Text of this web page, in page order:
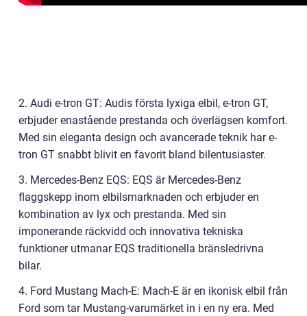
2. Audi e-tron GT: Audis första lyxiga elbil, e-tron GT,
erbjuder enastående prestanda och överlägsen komfort.
Med sin eleganta design och avancerade teknik har e-
tron GT snabbt blivit en favorit bland bilentusiaster.
3. Mercedes-Benz EQS: EQS är Mercedes-Benz
flaggskepp inom elbilsmarknaden och erbjuder en
kombination av lyx och prestanda. Med sin
imponerande räckvidd och innovativa tekniska
funktioner utmanar EQS traditionella bränsledrivna
bilar.
4. Ford Mustang Mach-E: Mach-E är en ikonisk elbil från
Ford som tar Mustang-varumärket in i en ny era. Med